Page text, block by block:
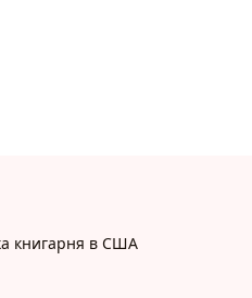
книгарня в США